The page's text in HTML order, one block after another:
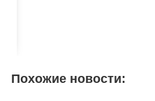
Похожие новости: